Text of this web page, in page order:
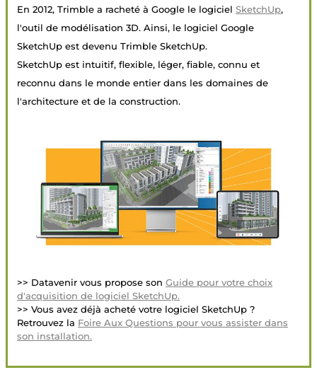
En 2012, Trimble a racheté à Google le logiciel SketchUp,
l'outil de modélisation 3D. Ainsi, le logiciel Google
SketchUp est devenu Trimble SketchUp.
SketchUp est intuitif, flexible, léger, fiable, connu et
reconnu dans le monde entier dans les domaines de
l'architecture et de la construction.
>> Datavenir vous propose son Guide pour votre choix
d'acquisition de logiciel SketchUp.
>> Vous avez déjà acheté votre logiciel SketchUp ?
Retrouvez la Foire Aux Questions pour vous assister dans
son installation.